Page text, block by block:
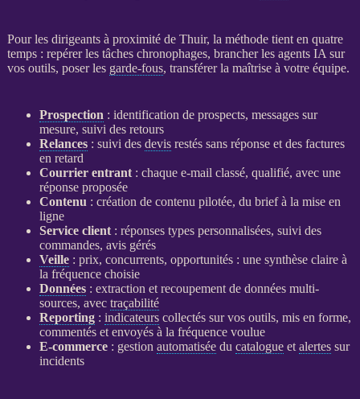
Pour les dirigeants à proximité de Thuir, la méthode tient en quatre
temps : repérer les tâches chronophages, brancher les agents IA sur
vos outils, poser les garde-fous, transférer la maîtrise à votre équipe.
Prospection : identification de prospects, messages sur
mesure, suivi des retours
Relances: suivi des devisrestés sans réponse et des factures
en retard
Courrier entrant: chaque e-mail classé, qualifié, avec une
réponse proposée
Contenu : création de contenu pilotée, du brief à la mise en
ligne
Service client: réponses types personnalisées, suivi des
commandes, avis gérés
Veille: prix, concurrents, opportunités : une synthèse claire à
la fréquence choisie
Données: extraction et recoupement de donnéesmulti-
sources, avec traçabilité
Reporting: indicateurscollectés sur vos outils, mis en forme,
commentés et envoyés à la fréquence voulue
E-commerce: gestion automatiséedu catalogueet alertessur
incidents